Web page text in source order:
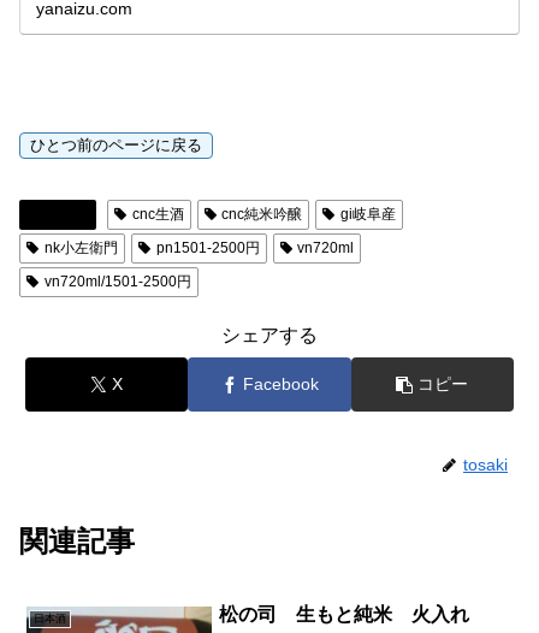
yanaizu.com
cnc生酒 cnc純米吟醸
gi岐阜産
nk小左衛門
pn1501-2500円
vn720ml
vn720ml/1501-2500円
シェアする
X Facebook コピー
tosaki
関連記事
日本酒 松の司 生もと純米 火入れ